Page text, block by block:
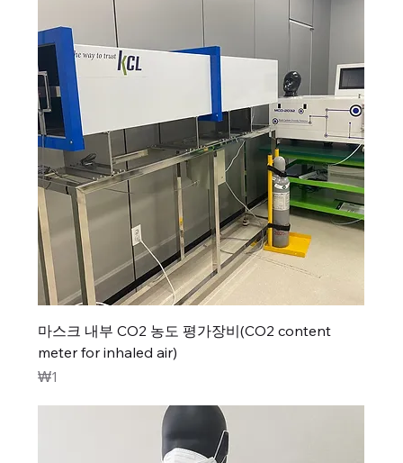
마스크 내부 CO2 농도 평가장비(CO2 content
meter for inhaled air)
가격
₩1